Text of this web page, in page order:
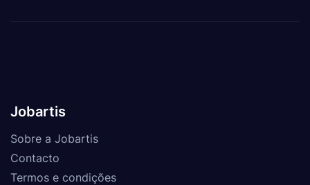
Jobartis
Sobre a Jobartis
Contacto
Termos e condições